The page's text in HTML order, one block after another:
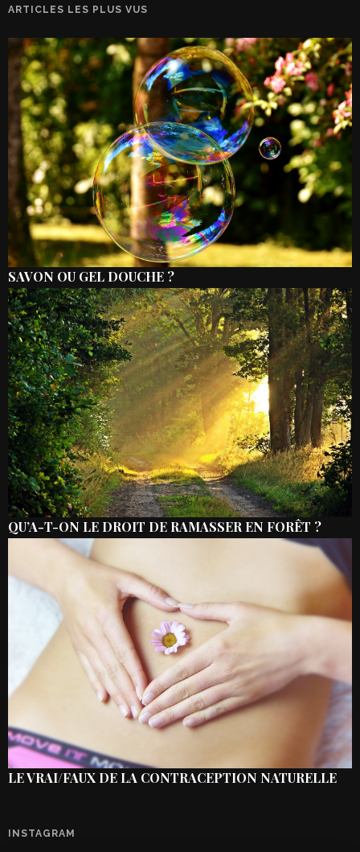
ARTICLES LES PLUS VUS
SAVON OU GEL DOUCHE ?
QU’A-T-ON LE DROIT DE RAMASSER EN FORÊT ?
LE VRAI/FAUX DE LA CONTRACEPTION NATURELLE
INSTAGRAM